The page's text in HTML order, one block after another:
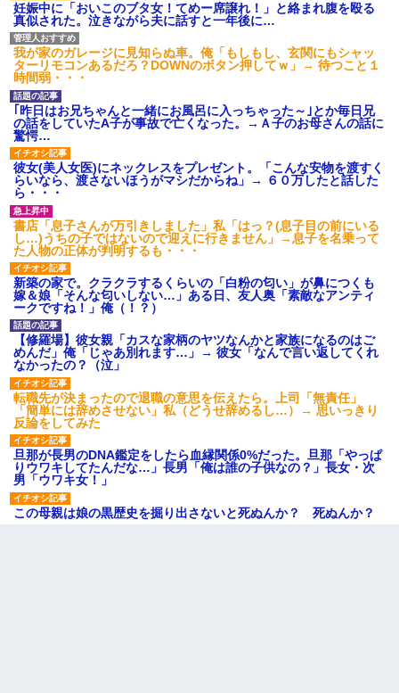
妊娠中に「おいこのブタ女！てめー席譲れ！」と絡まれ腹を殴る
真似された。泣きながら夫に話すと一年後に…
我が家のガレージに見知らぬ車。俺「もしもし、玄関にもシャッ
ターリモコンあるだろ？DOWNのボタン押してｗ」→ 待つこと１
時間弱・・・
｢昨日はお兄ちゃんと一緒にお風呂に入っちゃった～｣とか毎日兄
の話をしていたA子が事故で亡くなった。→Ａ子のお母さんの話に
驚愕…
彼女(美人女医)にネックレスをプレゼント。「こんな安物を渡すく
らいなら、渡さないほうがマシだからね」→ ６０万したと話した
ら・・・
書店「息子さんが万引きしました」私「はっ？(息子目の前にいる
し…)うちの子ではないので迎えに行きません」→息子を名乗って
た人物の正体が判明するも・・・
新築の家で。クラクラするくらいの「白粉の匂い」が鼻につくも
嫁＆娘「そんな匂いしない…」ある日、友人奥「素敵なアンティ
ークですね！」俺（！？）
【修羅場】彼女親「カスな家柄のヤツなんかと家族になるのはご
めんだ」俺「じゃあ別れます…」→ 彼女「なんで言い返してくれ
なかったの？（泣」
転職先が決まったので退職の意思を伝えたら。上司「無責任」
「簡単には辞めさせない」私（どうせ辞めるし…）→ 思いっきり
反論をしてみた
旦那が長男のDNA鑑定をしたら血縁関係0%だった。旦那「やっぱ
りウワキしてたんだな…」長男「俺は誰の子供なの？」長女・次
男「ウワキ女！」
この母親は娘の黒歴史を掘り出さないと死ぬんか？ 死ぬんか？